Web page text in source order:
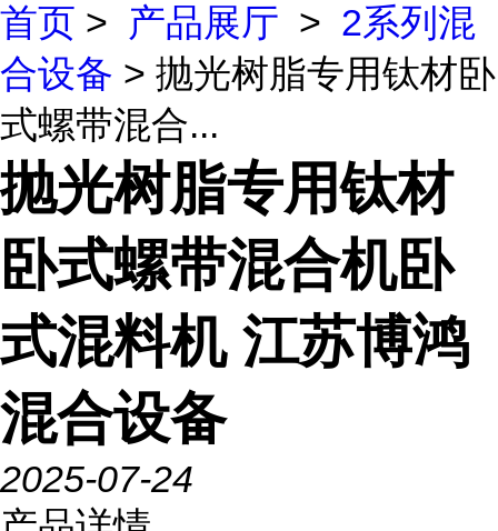
首页 > 产品展厅 > 2系列混
合设备 > 抛光树脂专用钛材卧
式螺带混合...
抛光树脂专用钛材
卧式螺带混合机卧
式混料机 江苏博鸿
混合设备
2025-07-24